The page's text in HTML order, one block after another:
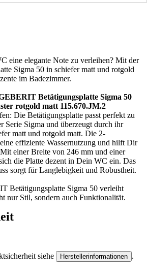
eine elegante Note zu verleihen? Mit der
Sigma 50 in schiefer matt und rotgold
im Badezimmer.
Betätigungsplatte Sigma 50
rotgold matt 115.670.JM.2
Die Betätigungsplatte passt perfekt zu
Serie Sigma und überzeugt durch ihr
matt und rotgold matt. Die 2-
effiziente Wassernutzung und hilft Dir
einer Breite von 246 mm und einer
die Platte dezent in Dein WC ein. Das
sorgt für Langlebigkeit und Robustheit.
Betätigungsplatte Sigma 50 verleiht
nur Stil, sondern auch Funktionalität.
siehe Herstellerinformationen .